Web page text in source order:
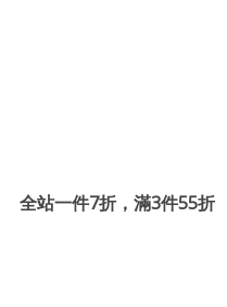
全站一件7折，滿3件55折